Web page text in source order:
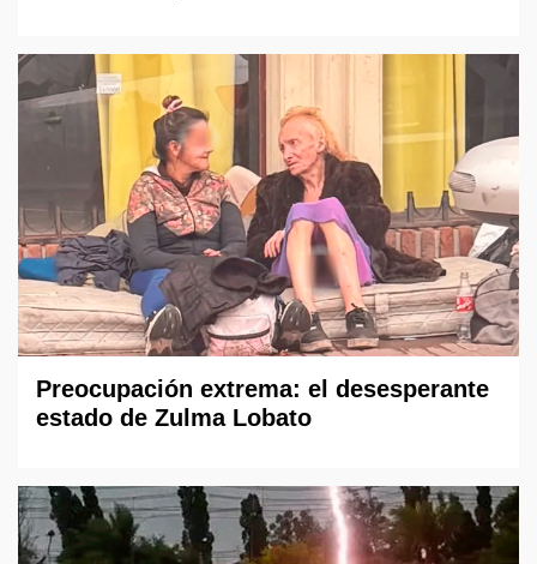
Preocupación extrema: el desesperante
estado de Zulma Lobato